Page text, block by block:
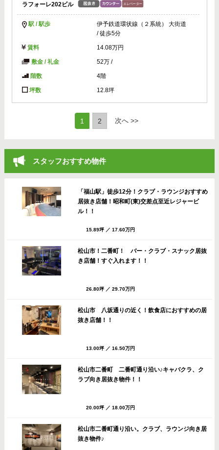
ラフォーレ202ビル
駅 / 駅歩
伊予鉄道環状線（２系統） 大街道
/ 徒歩5分
賃料 14.08万円
敷金 / 礼金 52万 /
階数 4階
坪数 12.8坪
1 (current)
2 次へ >>
スタッフおすすめ物件
「福山駅」徒歩12分！クラブ・ラウンジおすすめ
居抜き店舗！昭和町(東)交差点至近レジャービ
ル！！
15.89坪 ／ 17.60万円
松山市！二番町！ バー・クラブ・スナック居抜
き店舗！すぐ入れます！！
26.80坪 ／ 29.70万円
松山市 八坂通りの近く！飲食店におすすめの居
抜き店舗！！
13.00坪 ／ 16.50万円
松山市二番町 二番町通り沿い♪キャバクラ、ク
ラブ向き居抜き物件！！
20.00坪 ／ 18.00万円
松山市二番町通り沿い。クラブ、ラウンジ向き居
抜き物件♪